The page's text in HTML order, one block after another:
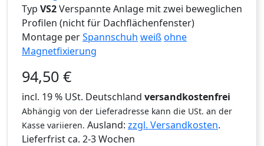
Typ VS2Verspannte Anlage mit zwei beweglichen
Profilen (nicht für Dachflächenfenster)
Montage perSpannschuh weißohne
Magnetfixierung
94,50 €
incl. 19 % USt. Deutschland versandkostenfrei
Abhängig von der Lieferadresse kann die USt. an der
Kasse variieren. Ausland: zzgl. Versandkosten.
Lieferfrist ca. 2-3 Wochen